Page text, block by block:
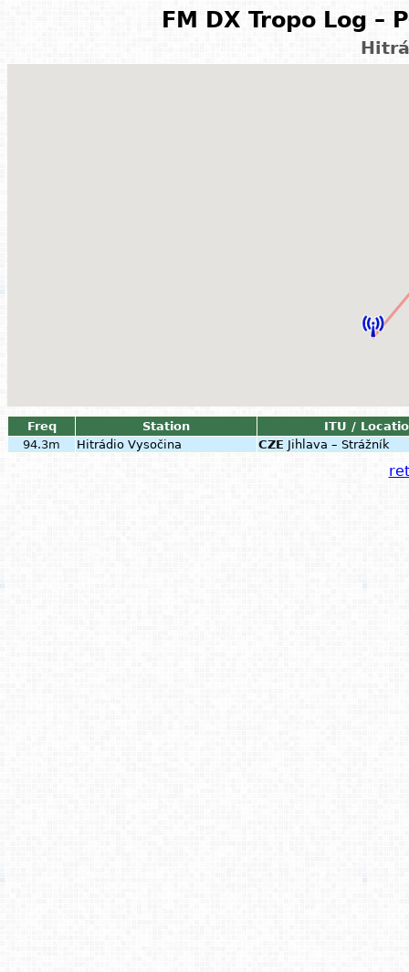
FM DX Tropo Log –
Freq Station
ITU /
94.3m
Hitrádio Vysočina CZE Jihlava – Strážník